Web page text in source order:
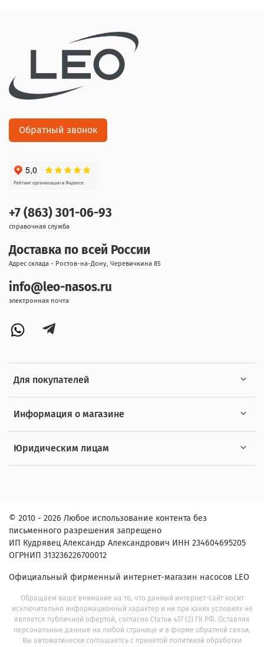
Для покупателей
Информация о магазине
Юридическим лицам
+7 (863) 301-06-93
справочная служба
Доставка по всей России
Адрес склада - Ростов-на-Дону, Черевичкина 85
info@leo-nasos.ru
электронная почта
Обратный звонок
© 2010 - 2026 Любое использование контента без
письменного разрешения запрещено
ИП Кудрявец Александр Александрович ИНН 234604695205
ОГРНИП 313236226700012
Официальный фирменный интернет-магазин насосов LEO
Обращаем ваше внимание на то, что данный интернет-сайт носит
исключительно информационный характер и ни при каких условиях не
является публичной офертой, согласно Статьи 437 (2) ГК РФ. Оставляя
персональные данные на любой странице и в форме обратной связи,
Вы автоматически соглашаетсь с принятой политикой обработки